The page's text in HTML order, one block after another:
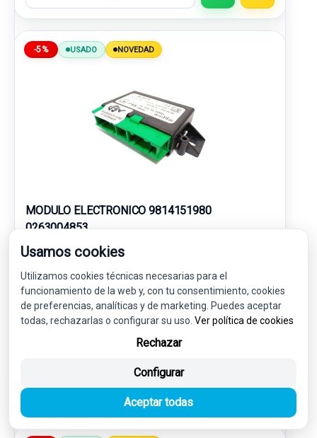
-5% USADO NOVEDAD
MODULO ELECTRONICO 9814151980
0263004853
CITROËN C4 GRAND PICASSO II (DA_, DE_) 1.2 THP 130
16,00 €
15,20 € sin IVA.
18,39 € (IVA incl.)
Usamos cookies
Utilizamos cookies técnicas necesarias para el
funcionamiento de la web y, con tu consentimiento, cookies
de preferencias, analíticas y de marketing. Puedes aceptar
todas, rechazarlas o configurar su uso. Ver política de cookies
Rechazar
Configurar
Aceptar todas